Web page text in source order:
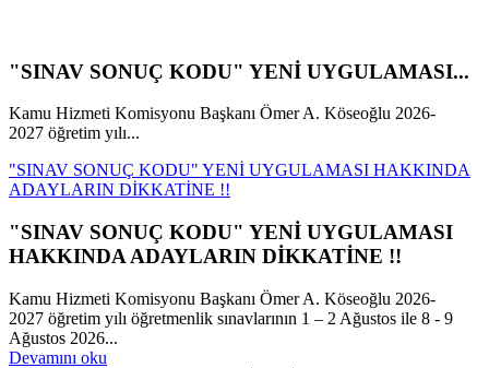
"SINAV SONUÇ KODU" YENİ UYGULAMASI...
Kamu Hizmeti Komisyonu Başkanı Ömer A. Köseoğlu 2026-
2027 öğretim yılı...
"SINAV SONUÇ KODU" YENİ UYGULAMASI HAKKINDA
ADAYLARIN DİKKATİNE !!
"SINAV SONUÇ KODU" YENİ UYGULAMASI
HAKKINDA ADAYLARIN DİKKATİNE !!
Kamu Hizmeti Komisyonu Başkanı Ömer A. Köseoğlu 2026-
2027 öğretim yılı öğretmenlik sınavlarının 1 – 2 Ağustos ile 8 - 9
Ağustos 2026...
Devamını oku